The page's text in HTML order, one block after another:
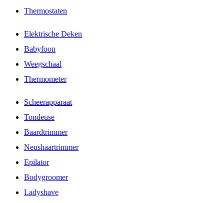
Thermostaten
Elektrische Deken
Babyfoon
Weegschaal
Thermometer
Scheerapparaat
Tondeuse
Baardtrimmer
Neushaartrimmer
Epilator
Bodygroomer
Ladyshave